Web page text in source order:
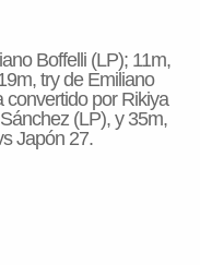
Boffelli (LP); 11m,
try de Emiliano
convertido por Rikiya
(LP), y 35m,
Japón 27.